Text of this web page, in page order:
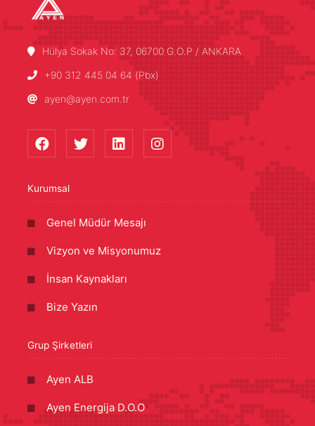
Hülya Sokak No: 37, 06700 G.O.P / ANKARA
+90 312 445 04 64 (Pbx)
ayen@ayen.com.tr
Kurumsal
Genel Müdür Mesajı
Vizyon ve Misyonumuz
İnsan Kaynakları
Bize Yazın
Grup Şirketleri
Ayen ALB
Ayen Energija D.O.O